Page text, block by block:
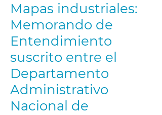
Mapas industriales:
Memorando de
Entendimiento
suscrito entre el
Departamento
Administrativo
Nacional de